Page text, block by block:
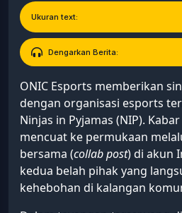
Ukuran text:
Dengarkan Berita:
ONIC Esports memberikan
dengan organisasi esports
Ninjas in Pyjamas (NIP).
mencuat ke permukaan
bersama (collab post) di akun
kedua belah pihak yang
kehebohan di kalangan